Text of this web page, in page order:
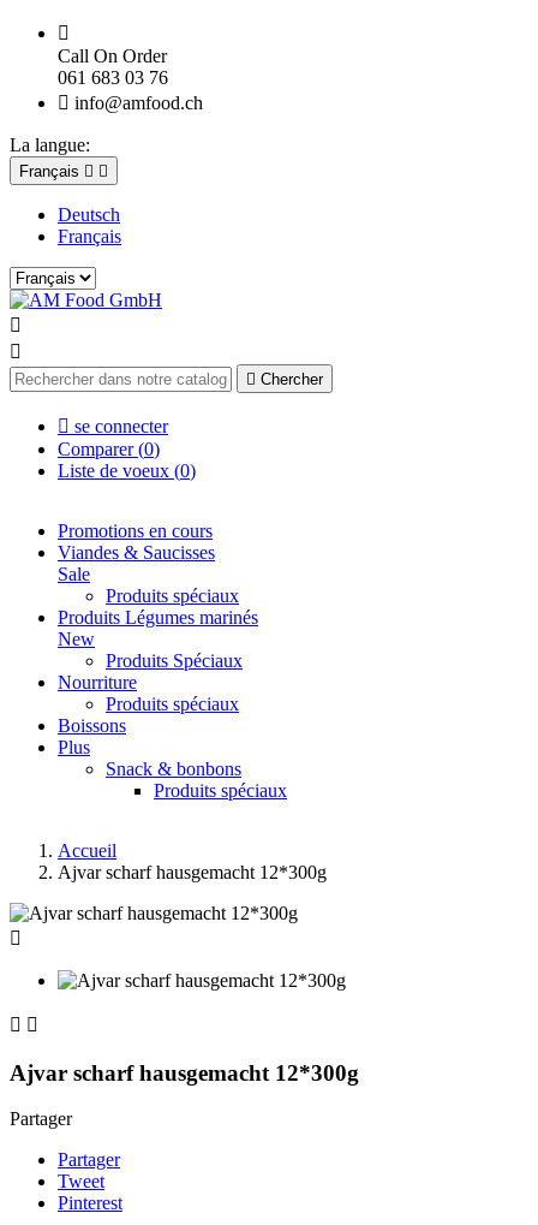

Call On Order
061 683 03 76
 info@amfood.ch
La langue:
Français  
Deutsch
Français


 Chercher
 se connecter
Comparer (0)
Liste de voeux (0)
Promotions en cours
Viandes & Saucisses
Sale
Produits spéciaux
Produits Légumes marinés
New
Produits Spéciaux
Nourriture
Produits spéciaux
Boissons
Plus
Snack & bonbons
Produits spéciaux
Accueil
Ajvar scharf hausgemacht 12*300g

 
Ajvar scharf hausgemacht 12*300g
Partager
Partager
Tweet
Pinterest